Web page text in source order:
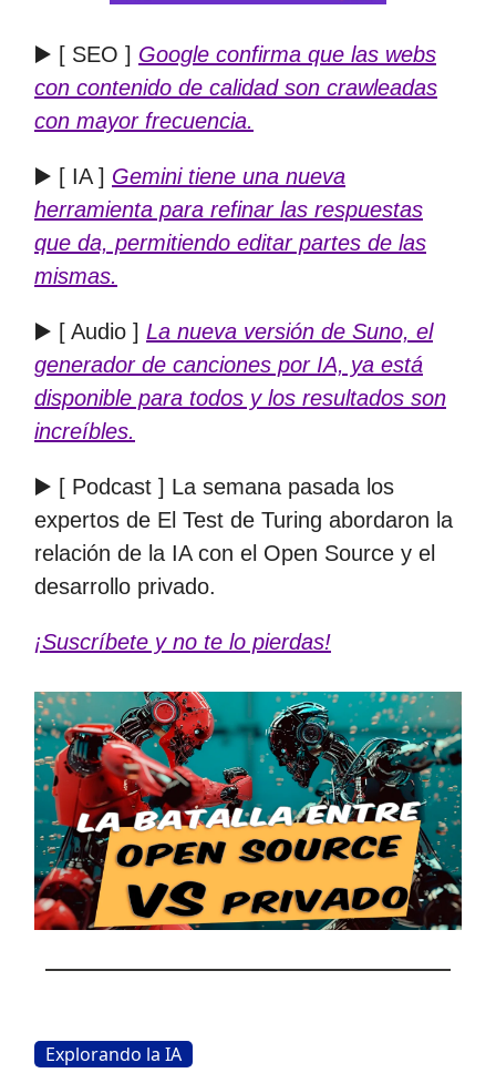
▶️ [ SEO ] Google confirma que las webs
con contenido de calidad son crawleadas
con mayor frecuencia.
▶️ [ IA ] Gemini tiene una nueva
herramienta para refinar las respuestas
que da, permitiendo editar partes de las
mismas.
▶️ [ Audio ] La nueva versión de Suno, el
generador de canciones por IA, ya está
disponible para todos y los resultados son
increíbles.
▶️ [ Podcast ] La semana pasada los
expertos de El Test de Turing abordaron la
relación de la IA con el Open Source y el
desarrollo privado.
¡Suscríbete y no te lo pierdas!
Explorando la IA